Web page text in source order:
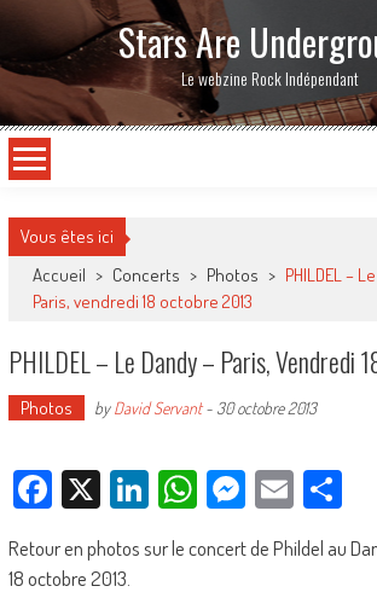
Stars Are
Le webzine Rock Indépendant
Vous êtes ici
Accueil > Concerts > Photos > PHILDEL –
Paris, vendredi 18 octobre 2013
PHILDEL – Le Dandy – Paris, Vendredi
Photos byDavid Servant- 30 octobre 2013
Facebook
X LinkedIn
WhatsApp
Email
Retour en photos sur le concert de Phildel au
18 octobre 2013.